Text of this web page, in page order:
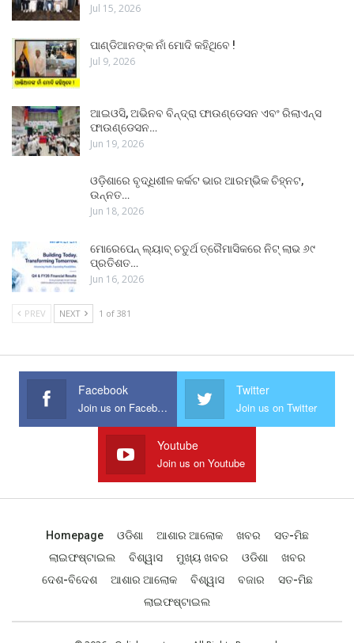
Jul 15, 2026
ପାଣ୍ଡିଆନଙ୍କ ନାଁ ମୋଦି କହିଥିବେ !
Jul 9, 2026
ଆଇଓସି, ଅଭିନବ ବିନ୍ଦ୍ରା ଫାଉଣ୍ଡେସନ ଏବଂ ରିଲାଏନ୍ସ
ଫାଉଣ୍ଡେସନ…
Jun 19, 2026
ଓଡ଼ିଶାରେ ବୃଦ୍ଧିଶୀଳ କର୍କଟ ଭାର ଆରମ୍ଭିକ ଚିହ୍ନଟ,
ଉନ୍ନତ…
Jun 18, 2026
ମୋରେପେନ୍ ଲ୍ୟାବ୍ ଚତୁର୍ଥ ତ୍ରୈମାସିକରେ ନିଟ୍ ଲାଭ ୬୯
ପ୍ରତିଶତ…
Jun 16, 2026
PREV NEXT 1 of 381
Facebook
Join us on Facebook
Twitter
Join us on Twitter
Youtube
Join us on Youtube
Homepage ଓଡିଶା ଆଶାର ଆଲୋକ ଖବର
ସତ-ମିଛ
ଲାଇଫଷ୍ଟାଇଲ
ବିଶ୍ୱାସ ମୁଖ୍ୟ ଖବର ଓଡିଶା
ଖବର
ଦେଶ-ବିଦେଶ
ଆଶାର ଆଲୋକ ବିଶ୍ୱାସ ବଜାର
ସତ-ମିଛ
ଲାଇଫଷ୍ଟାଇଲ